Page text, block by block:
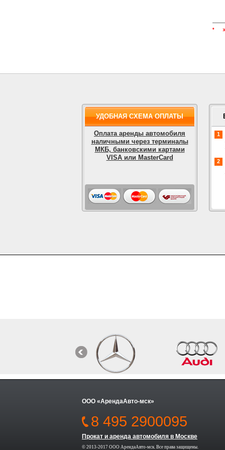
*
УДОБНАЯ СХЕМА ОПЛАТЫ
Оплата аренды автомобиля
наличными через терминалы
МКБ, банковскими картами
VISA или MasterCard
1
2
ООО «АрендаАвто-мск»
8 495 2900095
Прокат и аренда автомобиля в Москве
© 2013-2017 ООО АрендаАвто-мск. Все права защищены.